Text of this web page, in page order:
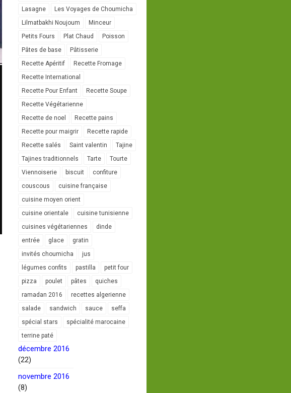
Lasagne
Les Voyages de Choumicha
Lilmatbakhi Noujoum
Minceur
Petits Fours
Plat Chaud
Poisson
Pâtes de base
Pâtisserie
Recette Apéritif
Recette Fromage
Recette International
Recette Pour Enfant
Recette Soupe
Recette Végétarienne
Recette de noel
Recette pains
Recette pour maigrir
Recette rapide
Recette salés
Saint valentin
Tajine
Tajines traditionnels
Tarte
Tourte
Viennoiserie
biscuit
confiture
couscous
cuisine française
cuisine moyen orient
cuisine orientale
cuisine tunisienne
cuisines végétariennes
dinde
entrée
glace
gratin
invités choumicha
jus
légumes confits
pastilla
petit four
pizza
poulet pâtes
quiches
ramadan 2016
recettes algerienne
salade
sandwich sauce
seffa
spécial stars
spécialité marocaine
terrine paté
décembre 2016
(22)
novembre 2016
(8)